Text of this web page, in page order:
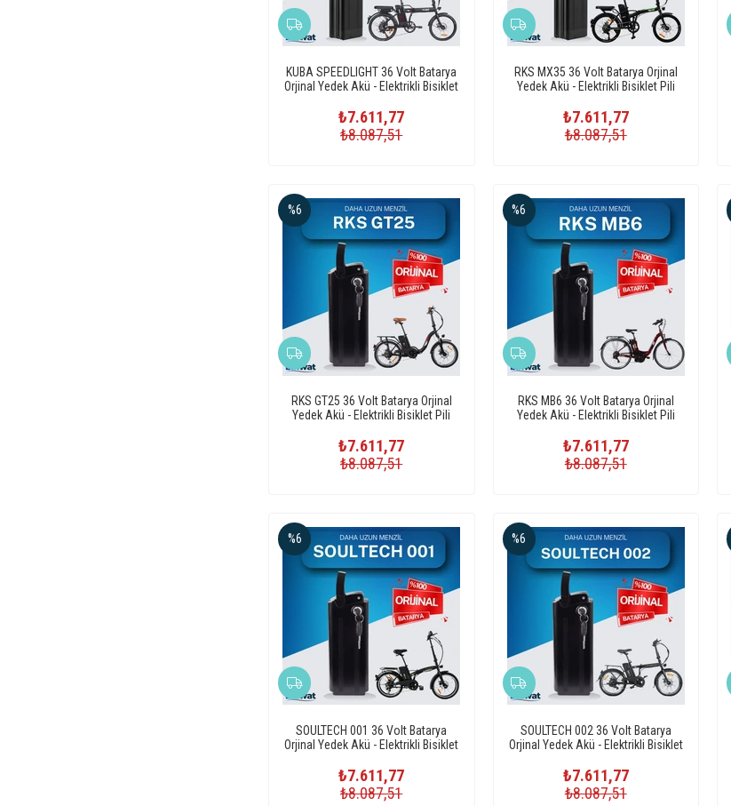
KUBA SPEEDLIGHT 36 Volt Batarya
Orjinal Yedek Akü - Elektrikli Bisiklet
₺7.611,77
₺8.087,51
RKS MX35 36 Volt Batarya Orjinal
Yedek Akü - Elektrikli Bisiklet Pili
₺7.611,77
₺8.087,51
RKS GT25 36 Volt Batarya Orjinal
Yedek Akü - Elektrikli Bisiklet Pili
₺7.611,77
₺8.087,51
%6
RKS MB6 36 Volt Batarya Orjinal
Yedek Akü - Elektrikli Bisiklet Pili
₺7.611,77
₺8.087,51
%6
SOULTECH 001 36 Volt Batarya
Orjinal Yedek Akü - Elektrikli Bisiklet
₺7.611,77
₺8.087,51
%6
SOULTECH 002 36 Volt Batarya
Orjinal Yedek Akü - Elektrikli Bisiklet
₺7.611,77
₺8.087,51
%6